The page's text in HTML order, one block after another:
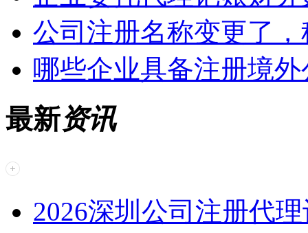
公司注册名称变更了
哪些企业具备注册境
最新资讯
2026深圳公司注册代